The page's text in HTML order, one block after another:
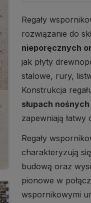
Regały
rozwiązanie do
nieporęcznych
jak płyty
stalowe, rury,
Konstrukcja
słupach
zapewniają
Regały
charakteryzują
budową oraz
pionowe w
wspornikowymi